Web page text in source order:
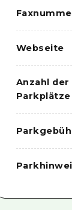
Webseite
Anzahl der
Parkplätze